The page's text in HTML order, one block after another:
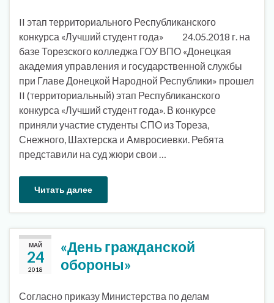
II этап территориального Республиканского
конкурса «Лучший студент года» 24.05.2018 г. на
базе Торезского колледжа ГОУ ВПО «Донецкая
академия управления и государственной службы
при Главе Донецкой Народной Республики» прошел
II (территориальный) этап Республиканского
конкурса «Лучший студент года». В конкурсе
приняли участие студенты СПО из Тореза,
Снежного, Шахтерска и Амвросиевки. Ребята
представили на суд жюри свои …
Читать далее
МАЙ
24
2018
«День гражданской
обороны»
Согласно приказу Министерства по делам